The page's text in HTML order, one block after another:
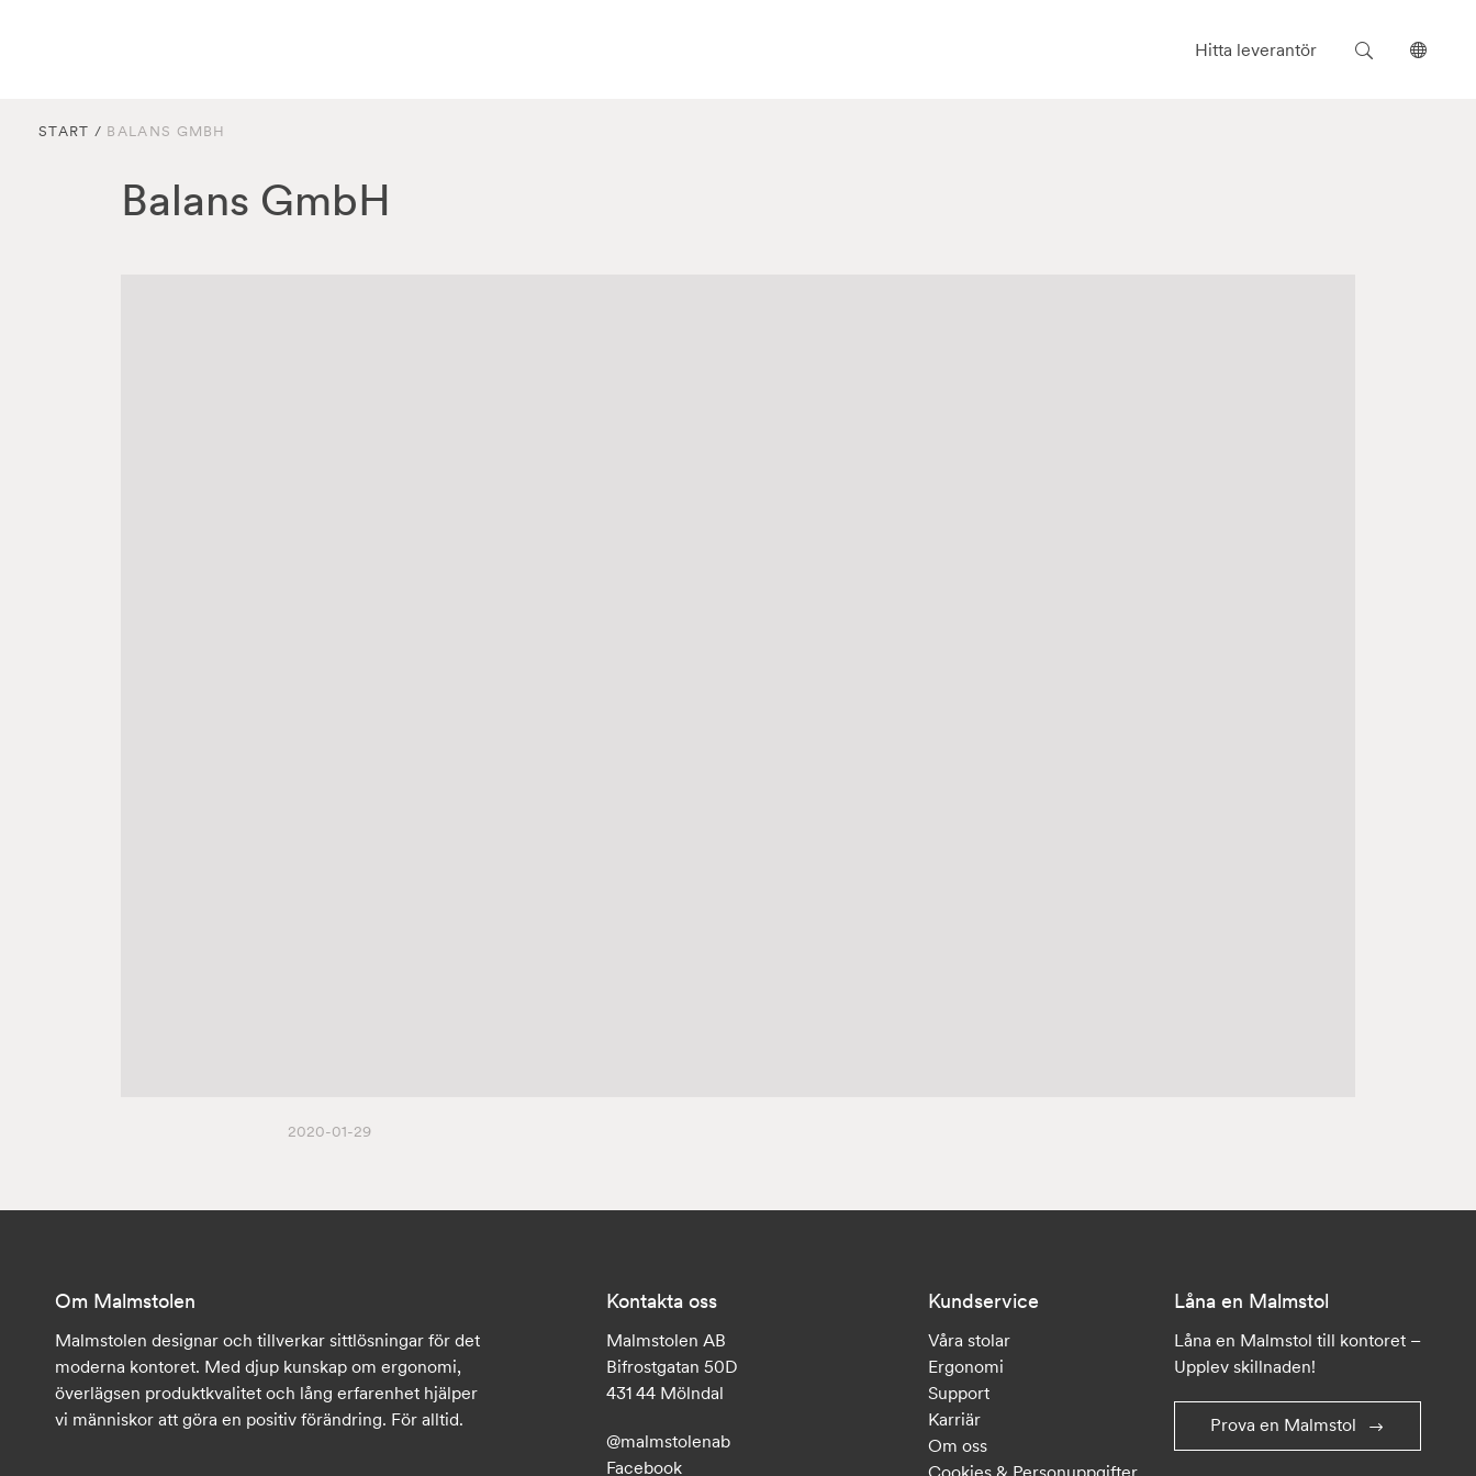
Hitta leverantör
Sök
Välj
START / BALANS GMBH
Balans GmbH
2020-01-29
Om Malmstolen
Malmstolen designar och tillverkar sittlösningar för det
moderna kontoret. Med djup kunskap om ergonomi,
överlägsen produktkvalitet och lång erfarenhet hjälper
vi människor att göra en positiv förändring. För alltid.
Kontakta oss
Malmstolen AB
Bifrostgatan 50D
431 44 Mölndal
@malmstolenab
Facebook
Kundservice
Våra stolar
Ergonomi
Support
Karriär
Om oss
Låna en Malmstol
Låna en Malmstol till kontoret –
Upplev skillnaden!
Prova en Malmstol